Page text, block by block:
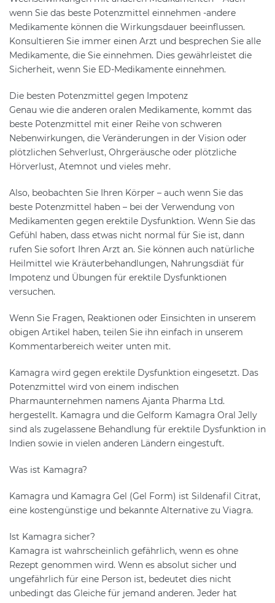
wenn Sie das beste Potenzmittel einnehmen -andere
Medikamente können die Wirkungsdauer beeinflussen.
Konsultieren Sie immer einen Arzt und besprechen Sie alle
Medikamente, die Sie einnehmen. Dies gewährleistet die
Sicherheit, wenn Sie ED-Medikamente einnehmen.
Die besten Potenzmittel gegen Impotenz
Genau wie die anderen oralen Medikamente, kommt das
beste Potenzmittel mit einer Reihe von schweren
Nebenwirkungen, die Veränderungen in der Vision oder
plötzlichen Sehverlust, Ohrgeräusche oder plötzliche
Hörverlust, Atemnot und vieles mehr.
Also, beobachten Sie Ihren Körper – auch wenn Sie das
beste Potenzmittel haben – bei der Verwendung von
Medikamenten gegen erektile Dysfunktion. Wenn Sie das
Gefühl haben, dass etwas nicht normal für Sie ist, dann
rufen Sie sofort Ihren Arzt an. Sie können auch natürliche
Heilmittel wie Kräuterbehandlungen, Nahrungsdiät für
Impotenz und Übungen für erektile Dysfunktionen
versuchen.
Wenn Sie Fragen, Reaktionen oder Einsichten in unserem
obigen Artikel haben, teilen Sie ihn einfach in unserem
Kommentarbereich weiter unten mit.
Kamagra wird gegen erektile Dysfunktion eingesetzt. Das
Potenzmittel wird von einem indischen
Pharmaunternehmen namens Ajanta Pharma Ltd.
hergestellt. Kamagra und die Gelform Kamagra Oral Jelly
sind als zugelassene Behandlung für erektile Dysfunktion in
Indien sowie in vielen anderen Ländern eingestuft.
Was ist Kamagra?
Kamagra und Kamagra Gel (Gel Form) ist Sildenafil Citrat,
eine kostengünstige und bekannte Alternative zu Viagra.
Ist Kamagra sicher?
Kamagra ist wahrscheinlich gefährlich, wenn es ohne
Rezept genommen wird. Wenn es absolut sicher und
ungefährlich für eine Person ist, bedeutet dies nicht
unbedingt das Gleiche für jemand anderen. Jeder hat